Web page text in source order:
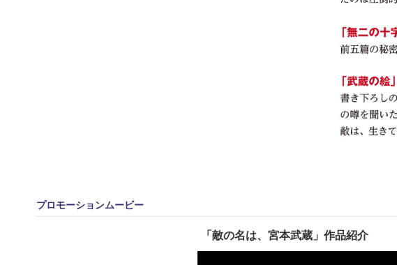
プロモーションムービー
「敵の名は、宮本武蔵」作品紹介